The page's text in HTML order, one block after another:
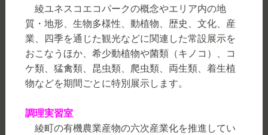
綾ユネスコエコパークの概念やエリア内の地
質・地形、生物多様性、動植物、歴史、文化、産
業、四季を通じた観光などに関連した常設展示を
おこなうほか、希少動植物や菌類（キノコ）、コ
ケ類、猛禽類、昆虫類、爬虫類、両生類、着生植
物などを期間ごとに特別展示します。
調理実習室
綾町の有機農業産物の六次産業化を推進してい